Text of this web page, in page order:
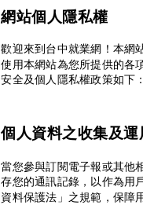
網站個人隱私權
歡迎來到台中就業網！本網
使用本網站為您所提供的各
安全及個人隱私權政策如下：
個人資料之收集及運
當您參與訂閱電子報或其他
存您的通訊記錄，以作為用
資料保護法」之規範，保障